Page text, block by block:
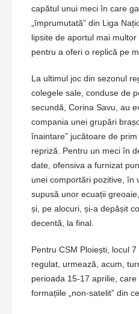
capătul unui meci în care
„împrumutată” din Liga
lipsite de aportul mai
pentru a oferi o replică pe
La ultimul joc din sezonul
colegele sale, conduse de
secundă, Corina Savu, au
compania unei grupări
înaintare” jucătoare de
repriză. Pentru un meci în
date, ofensiva a furnizat
unei comportări pozitive, în
supusă unor ecuații
și, pe alocuri, și-a depășit
decentă, la final.
Pentru CSM Ploiești, locul
regulat, urmează, acum,
perioada 15-17 aprilie,
formațiile „non-satelit” din